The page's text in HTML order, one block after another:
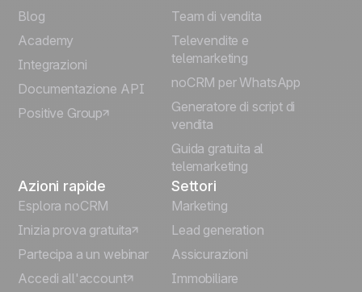
Español
Português
Deutsch
Blog
Academy
Integrazioni
Documentazione API
Positive Group
Team di vendita
Televendite e
telemarketing
noCRM per WhatsApp
Generatore di script di
vendita
Guida gratuita al
telemarketing
Azioni rapide
Esplora noCRM
Inizia prova gratuita
Partecipa a un webinar
Accedi all'account
Settori
Marketing
Lead generation
Assicurazioni
Immobiliare